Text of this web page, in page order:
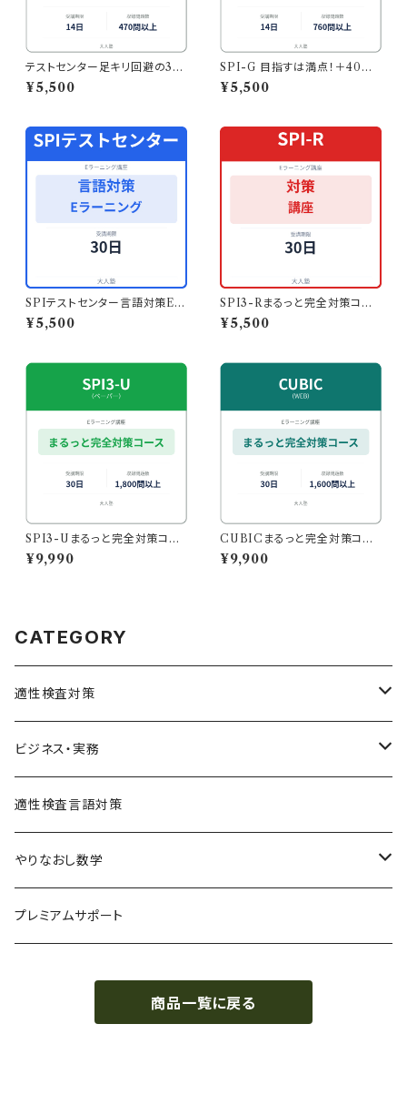
テストセンター足キリ回避の3割
を目指す！コース
¥5,500
SPI-G 目指すは満点！＋40点
コース
¥5,500
SPIテストセンター言語対策Eラ
ーニング
¥5,500
SPI3-Rまるっと完全対策コー
ス｜569問収録・スマホでも学
習◎
¥5,500
SPI3-Uまるっと完全対策コー
ス｜1844問収録・スマホでも学
習◎
¥9,990
CUBICまるっと完全対策コー
ス｜1664問収録・スマホで本番
形式の演習も
¥9,900
CATEGORY
適性検査対策
SPI対策
テストセンター(SPI-G,SPI-U)
WEBテスティング
クリティカルシンキング
玉手箱・GAB対策（SHL社）
NMAT・JMAT対策
就職・転職まるっと適性検査対策
ビジネス・実務
統計
適性検査言語対策
やりなおし数学
中学数学まるっとコース
プレミアムサポート
商品一覧に戻る